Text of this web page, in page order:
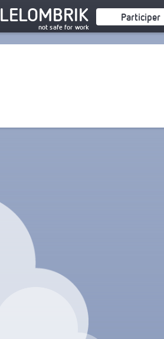
LELOMBRIK
not safe for work
Participer